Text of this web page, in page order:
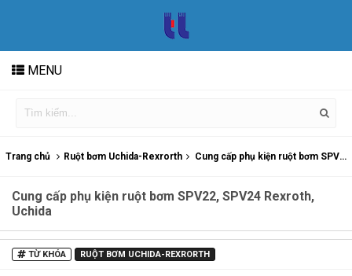
MENU
Trang chủ Ruột bơm Uchida-Rexrorth Cung cấp phụ kiện ruột bơm SPV22, SPV24 Rexroth, Uchida
Cung cấp phụ kiện ruột bơm SPV22, SPV24 Rexroth,
Uchida
TỪ KHÓA RUỘT BƠM UCHIDA-REXRORTH